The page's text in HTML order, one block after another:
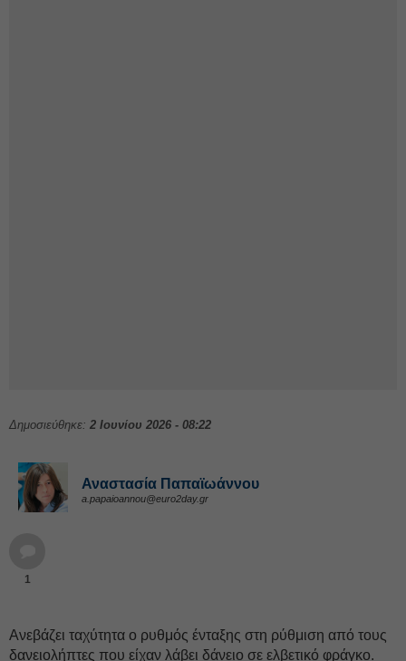
Δημοσιεύθηκε: 2 Ιουνίου 2026 - 08:22
Αναστασία Παπαϊωάννου
a.papaioannou@euro2day.gr
1
Ανεβάζει ταχύτητα ο ρυθμός ένταξης στη ρύθμιση από τους
δανειολήπτες που είχαν λάβει δάνειο σε ελβετικό φράγκο.